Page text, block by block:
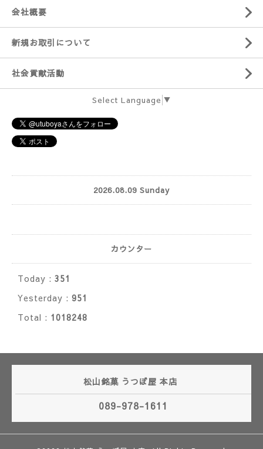
会社概要
新規お取引について
社会貢献活動
Select Language ▼
2026.08.09 Sunday
カウンター
Today : 351
Yesterday : 951
Total : 1018248
松山銘菓 うつぼ屋 本店
089-978-1611